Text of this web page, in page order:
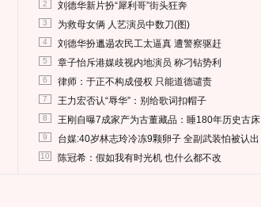
2 刘德华新片扮“犀利哥”街头狂奔
3 为救母女俩 人艺演员中数刀(图)
4 刘德华扮邋遢农民工太逼真 遭警察驱赶
5 章子怡斥港媒歧视内地演员 称刁钻势利
6 律师：于正不构成侵权 只能道德谴责
7 王力宏否认“辱华”：别给歌词扣帽子
8 王刚自曝7成家产为古董藏品：睡180年历史古床
9 台媒:40岁林志玲冷冻9颗卵子 全副武装怕被认出
10 陈冠希：假如我有时光机 也什么都不改